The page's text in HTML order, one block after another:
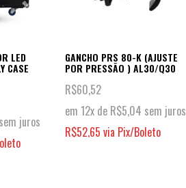
LED
CASE
sem juros
GANCHO PRS 80-K (AJUSTE
POR PRESSÃO ) AL30/Q30
R$60,52
em 12x de R$5,04 sem juros
R$52,65 via Pix/Boleto